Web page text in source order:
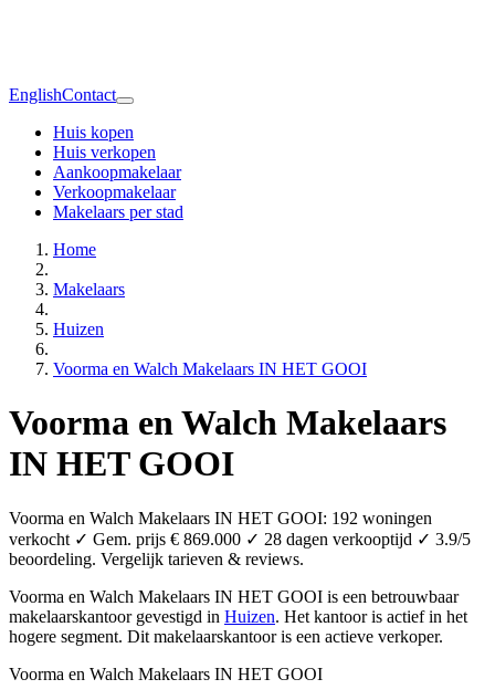
EnglishContact
Huis kopen
Huis verkopen
Aankoopmakelaar
Verkoopmakelaar
Makelaars per stad
Home
Makelaars
Huizen
Voorma en Walch Makelaars IN HET GOOI
Voorma en Walch Makelaars
IN HET GOOI
Voorma en Walch Makelaars IN HET GOOI: 192 woningen
verkocht ✓ Gem. prijs € 869.000 ✓ 28 dagen verkooptijd ✓ 3.9/5
beoordeling. Vergelijk tarieven & reviews.
Voorma en Walch Makelaars IN HET GOOI is een betrouwbaar
makelaarskantoor gevestigd in Huizen. Het kantoor is actief in het
hogere segment. Dit makelaarskantoor is een actieve verkoper.
Voorma en Walch Makelaars IN HET GOOI